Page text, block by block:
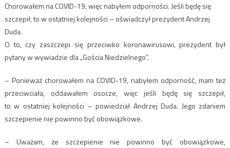
Chorowałem na COVID-19, więc nabyłem odporności. Jeśli będę się
szczepił, to w ostatniej kolejności – oświadczył prezydent Andrzej
Duda.
O to, czy zaszczepi się przeciwko koronawirusowi, prezydent był
pytany w wywiadzie dla „Gościa Niedzielnego”.
– Ponieważ chorowałem na COVID-19, nabyłem odporność, mam też
przeciwciała, oddawałem osocze, więc jeśli będę się szczepił,
to w ostatniej kolejności – powiedział Andrzej Duda. Jego zdaniem
szczepienie nie powinno być obowiązkowe.
– Uważam, że szczepienie nie powinno być obowiązkowe,